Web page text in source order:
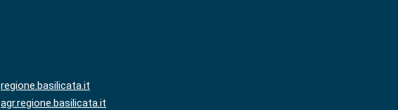
regione.basilicata.it
agr.regione.basilicata.it